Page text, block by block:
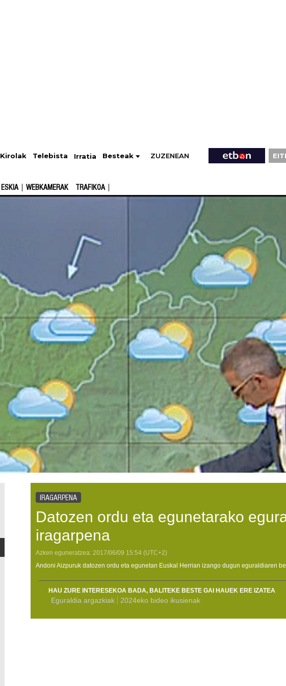
Kirolak Telebista Irratia Besteak ZUZENEAN
ESKIA WEBKAMERAK TRAFIKOA
IRAGARPENA
Datozen ordu eta egunetarako
iragarpena
Azken eguneratzea: 2017/06/09 15:54 (UTC+2)
Andoni Aizpuruk datozen ordu eta egunetan Euskal Herrian izango dugun eguraldiaren
HAU ZURE INTERESEKOA BADA, BALITEKE BESTE GAI HAUEK ERE IZATEA
Eguraldia argazkiak 2024eko bideo ikusienak